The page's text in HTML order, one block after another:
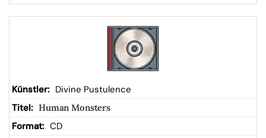
Divine Pustulence
Human Monsters
CD